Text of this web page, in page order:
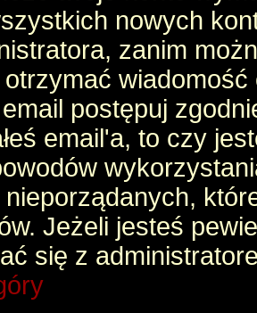
nowych
zanim
email postępuj
email'a, to czy
Jeżeli jesteś
się z